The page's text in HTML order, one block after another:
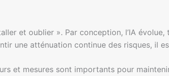
et oublier ». Par conception, l’IA
une atténuation continue des risques, il
et mesures sont importants pour